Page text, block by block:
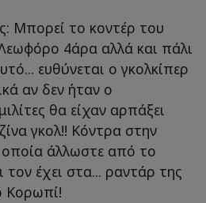
Μπορεί το κοντέρ του
4άρα αλλά και πάλι
ευθύνεται ο γκολκίπερ
αν δεν ήταν ο
θα είχαν αρπάξει
γκολ!! Κόντρα στην
άλλωστε από το
τον έχει στα... ραντάρ της
Κορωπί!